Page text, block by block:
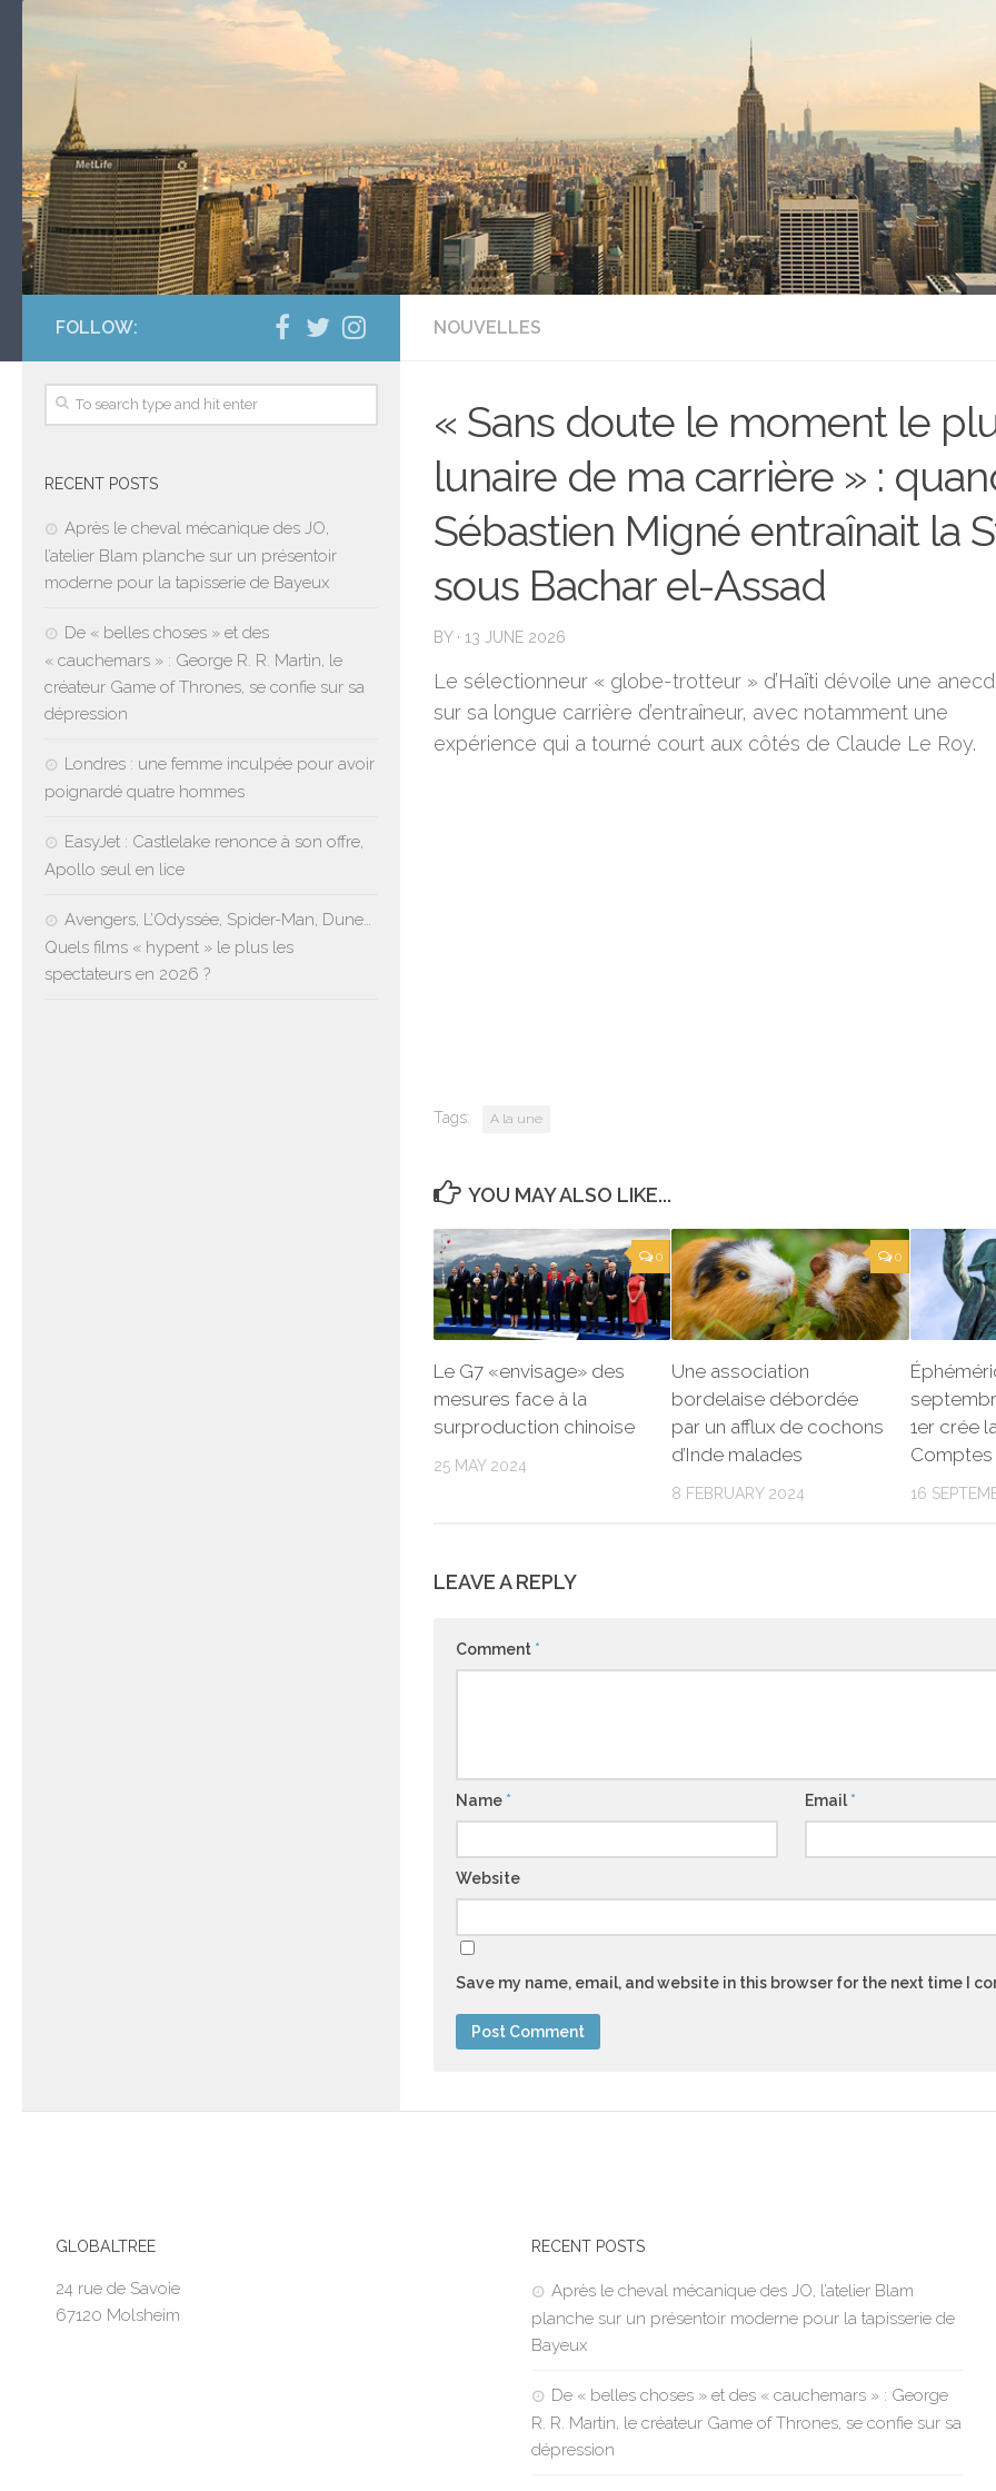
NOUVELLES
« Sans doute le moment le
lunaire de ma carrière » :
Sébastien Migné entraînait la
sous Bachar el-Assad
BY · 13 JUNE 2026
Le sélectionneur « globe-trotteur » d’Haïti dévoile une
sur sa longue carrière d’entraîneur, avec notamment une
expérience qui a tourné court aux côtés de Claude Le Roy.
Tags: A la une
YOU MAY ALSO LIKE...
0
Le G7 «envisage» des
mesures face à la
surproduction chinoise
25 MAY 2024
0
Une association
bordelaise débordée
par un afflux de cochons
d’Inde malades
8 FEBRUARY 2024
1er crée
Comptes
16
LEAVE A REPLY
Comment *
Name * Email*
Website
Save my name, email, and website in this browser for the next time I
FOLLOW:
RECENT POSTS
Après le cheval mécanique des JO,
l’atelier Blam planche sur un présentoir
moderne pour la tapisserie de Bayeux
De « belles choses » et des
« cauchemars » : George R. R. Martin, le
créateur Game of Thrones, se confie sur sa
dépression
Londres : une femme inculpée pour avoir
poignardé quatre hommes
EasyJet : Castlelake renonce à son offre,
Apollo seul en lice
Avengers, L’Odyssée, Spider-Man, Dune…
Quels films « hypent » le plus les
spectateurs en 2026 ?
GLOBALTREE
24 rue de Savoie
67120 Molsheim
RECENT POSTS
Après le cheval mécanique des JO, l’atelier Blam
planche sur un présentoir moderne pour la tapisserie de
Bayeux
De « belles choses » et des « cauchemars » : George
R. R. Martin, le créateur Game of Thrones, se confie sur sa
dépression